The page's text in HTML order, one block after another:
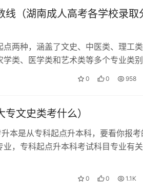
线（湖南成人高考各学校录取
两种，涵盖了文史、中医类、理工类
类、医学类和艺术类等多个专业类别
成考并不难…
0 0 958
文史类考什么）
本是从专科起点升本科，要看你报考
，专科起点升本科考试科目专业有关
0 0 1.1K